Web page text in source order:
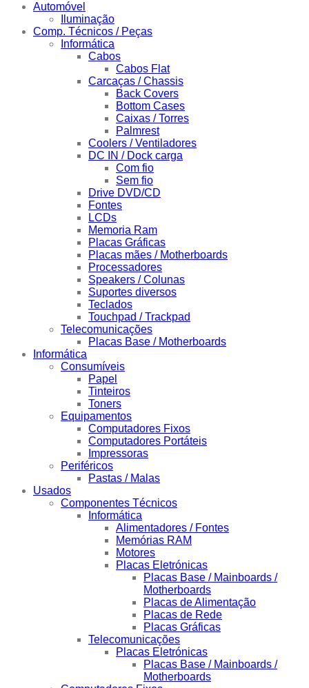
Automóvel
Iluminação
Comp. Técnicos / Peças
Informática
Cabos
Cabos Flat
Carcaças / Chassis
Back Covers
Bottom Cases
Caixas / Torres
Palmrest
Coolers / Ventiladores
DC IN / Dock carga
Com fio
Sem fio
Drive DVD/CD
Fontes
LCDs
Memoria Ram
Placas Gráficas
Placas mães / Motherboards
Processadores
Speakers / Colunas
Suportes diversos
Teclados
Touchpad / Trackpad
Telecomunicações
Placas Base / Motherboards
Informática
Consumíveis
Papel
Tinteiros
Toners
Equipamentos
Computadores Fixos
Computadores Portáteis
Impressoras
Periféricos
Pastas / Malas
Usados
Componentes Técnicos
Informática
Alimentadores / Fontes
Memórias RAM
Motores
Placas Eletrónicas
Placas Base / Mainboards /
Motherboards
Placas de Alimentação
Placas de Rede
Placas Gráficas
Telecomunicações
Placas Eletrónicas
Placas Base / Mainboards /
Motherboards